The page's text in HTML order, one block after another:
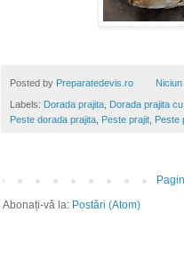
Posted by Preparatedevis.ro
Labels: Dorada prajita Dorada prajita
Peste dorada prajita Peste prajit Peste
Abonați-vă la: Postări (Atom)